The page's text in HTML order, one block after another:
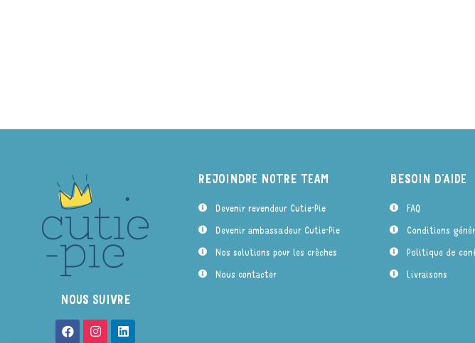
NOUS SUIVRE
REJOINDRE NOTRE TEAM
Devenir revendeur Cutie-Pie
Devenir ambassadeur Cutie-Pie
Nos solutions pour les crèches
Nous contacter
BESOIN D'AIDE
FAQ
Conditions
Politique de
Livraisons